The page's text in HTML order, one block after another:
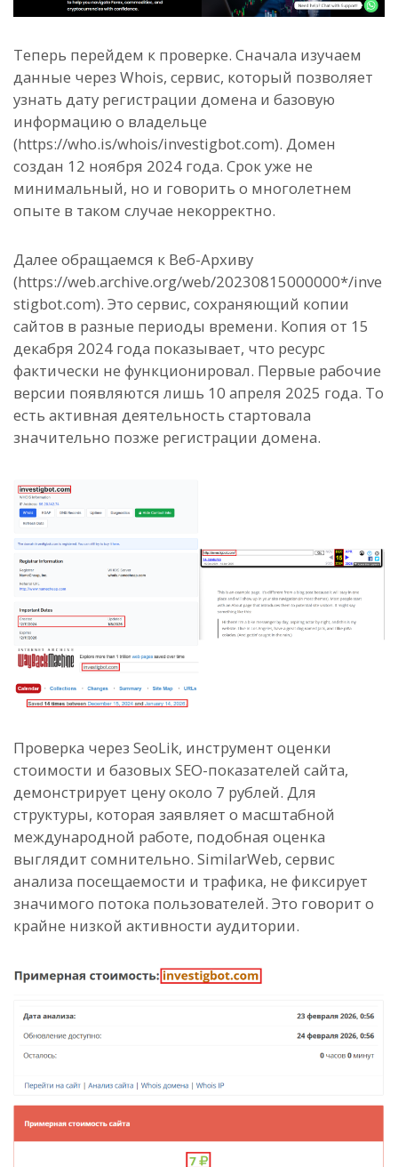
Теперь перейдем к проверке. Сначала изучаем
данные через Whois, сервис, который позволяет
узнать дату регистрации домена и базовую
информацию о владельце
(https://who.is/whois/investigbot.com). Домен
создан 12 ноября 2024 года. Срок уже не
минимальный, но и говорить о многолетнем
опыте в таком случае некорректно.
Далее обращаемся к Веб-Архиву
(https://web.archive.org/web/20230815000000*/inve
stigbot.com). Это сервис, сохраняющий копии
сайтов в разные периоды времени. Копия от 15
декабря 2024 года показывает, что ресурс
фактически не функционировал. Первые рабочие
версии появляются лишь 10 апреля 2025 года. То
есть активная деятельность стартовала
значительно позже регистрации домена.
Проверка через SeoLik, инструмент оценки
стоимости и базовых SEO-показателей сайта,
демонстрирует цену около 7 рублей. Для
структуры, которая заявляет о масштабной
международной работе, подобная оценка
выглядит сомнительно. SimilarWeb, сервис
анализа посещаемости и трафика, не фиксирует
значимого потока пользователей. Это говорит о
крайне низкой активности аудитории.